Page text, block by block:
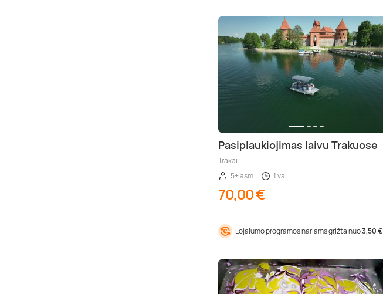
Pasiplaukiojimas laivu Trakuose
Trakai
5+ asm.
1 val.
70,00 €
Lojalumo programos nariams grįžta nuo3,50 €